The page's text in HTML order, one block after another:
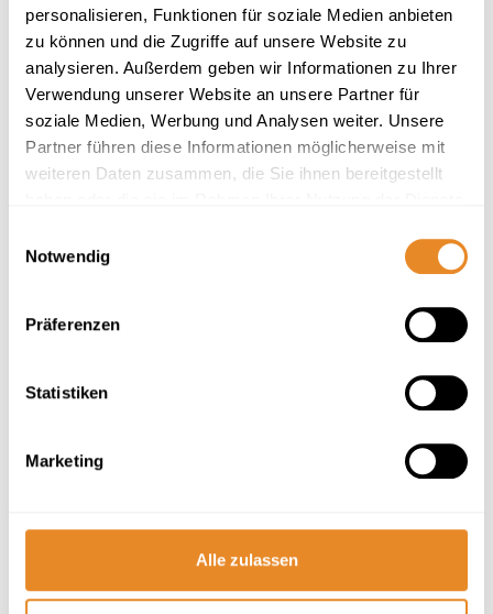
personalisieren, Funktionen für soziale Medien anbieten
zu können und die Zugriffe auf unsere Website zu
analysieren. Außerdem geben wir Informationen zu Ihrer
Verwendung unserer Website an unsere Partner für
soziale Medien, Werbung und Analysen weiter. Unsere
Partner führen diese Informationen möglicherweise mit
weiteren Daten zusammen, die Sie ihnen bereitgestellt
Notwendig
Präferenzen
Statistiken
Marketing
Alle zulassen
Pärchenglück am Meer
2 Gäste 1 Schlafzimmer 50 m²
Terrasse Strand: 100m Sauna
4.8 32 Bewertungen
Next
Kattegat Apartment 28 (Nautimar Homes)
Licht, Luft und Liebe